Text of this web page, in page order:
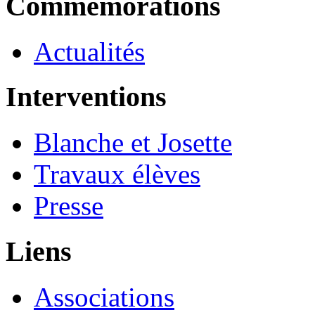
Actualités
Interventions
Blanche et Josette
Travaux élèves
Presse
Liens
Associations